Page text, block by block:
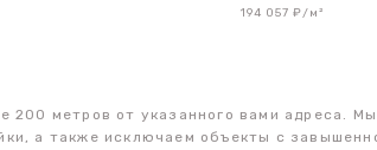
194 057 ₽/м²
200 метров от указанного вами адреса. Мы
а также исключаем объекты с